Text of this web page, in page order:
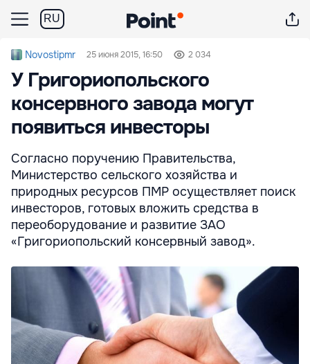
RU
Novostipmr 25 июня 2015, 16:50 2 034
У Григориопольского
консервного завода могут
появиться инвесторы
Согласно поручению Правительства,
Министерство сельского хозяйства и
природных ресурсов ПМР осуществляет поиск
инвесторов, готовых вложить средства в
переоборудование и развитие ЗАО
«Григориопольский консервный завод».